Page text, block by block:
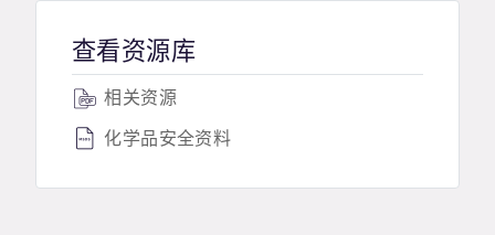
查看资源库
相关资源
化学品安全资料